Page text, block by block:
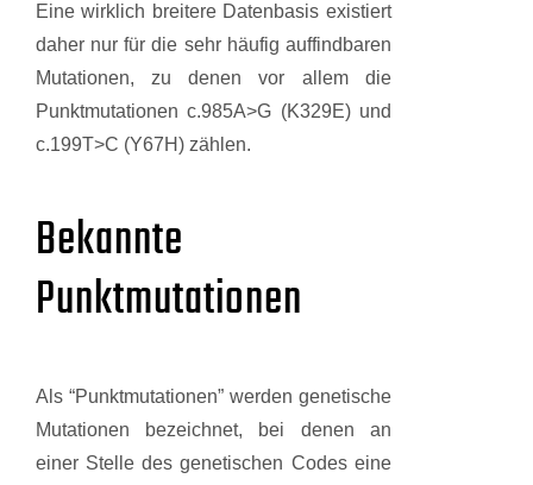
Eine wirklich breitere Datenbasis existiert
daher nur für die sehr häufig auffindbaren
Mutationen, zu denen vor allem die
Punktmutationen c.985A>G (K329E) und
c.199T>C (Y67H) zählen.
Bekannte
Punktmutationen
Als “Punktmutationen” werden genetische
Mutationen bezeichnet, bei denen an
einer Stelle des genetischen Codes eine